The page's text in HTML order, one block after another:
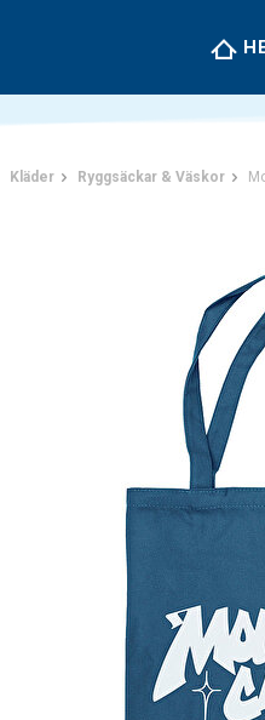
Kläder Ryggsäckar & Väskor